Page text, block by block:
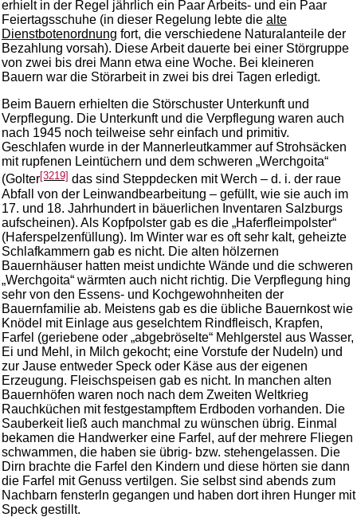
erhielt in der Regel jährlich ein Paar Arbeits- und ein Paar
Feiertagsschuhe (in dieser Regelung lebte die alte
Dienstbotenordnung fort, die verschiedene Naturalanteile der
Bezahlung vorsah). Diese Arbeit dauerte bei einer Störgruppe
von zwei bis drei Mann etwa eine Woche. Bei kleineren
Bauern war die Störarbeit in zwei bis drei Tagen erledigt.
Beim Bauern erhielten die Störschuster Unterkunft und
Verpflegung. Die Unterkunft und die Verpflegung waren auch
nach 1945 noch teilweise sehr einfach und primitiv.
Geschlafen wurde in der Mannerleutkammer auf Strohsäcken
mit rupfenen Leintüchern und dem schweren „Werchgoita“
(Golter[3219] das sind Steppdecken mit Werch – d. i. der raue
Abfall von der Leinwandbearbeitung – gefüllt, wie sie auch im
17. und 18. Jahrhundert in bäuerlichen Inventaren Salzburgs
aufscheinen). Als Kopfpolster gab es die „Haferfleimpolster“
(Haferspelzenfüllung). Im Winter war es oft sehr kalt, geheizte
Schlafkammern gab es nicht. Die alten hölzernen
Bauernhäuser hatten meist undichte Wände und die schweren
„Werchgoita“ wärmten auch nicht richtig. Die Verpflegung hing
sehr von den Essens- und Kochgewohnheiten der
Bauernfamilie ab. Meistens gab es die übliche Bauernkost wie
Knödel mit Einlage aus geselchtem Rindfleisch, Krapfen,
Farfel (geriebene oder „abgebröselte“ Mehlgerstel aus Wasser,
Ei und Mehl, in Milch gekocht; eine Vorstufe der Nudeln) und
zur Jause entweder Speck oder Käse aus der eigenen
Erzeugung. Fleischspeisen gab es nicht. In manchen alten
Bauernhöfen waren noch nach dem Zweiten Weltkrieg
Rauchküchen mit festgestampftem Erdboden vorhanden. Die
Sauberkeit ließ auch manchmal zu wünschen übrig. Einmal
bekamen die Handwerker eine Farfel, auf der mehrere Fliegen
schwammen, die haben sie übrig- bzw. stehengelassen. Die
Dirn brachte die Farfel den Kindern und diese hörten sie dann
die Farfel mit Genuss vertilgen. Sie selbst sind abends zum
Nachbarn fensterln gegangen und haben dort ihren Hunger mit
Speck gestillt.